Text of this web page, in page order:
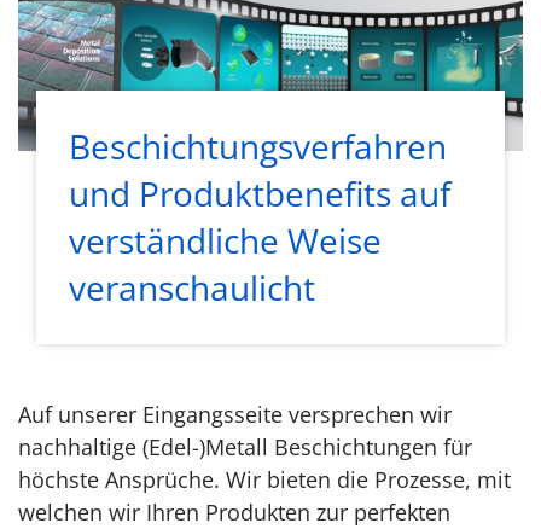
Beschichtungsverfahren
und Produktbenefits auf
verständliche Weise
veranschaulicht
Auf unserer Eingangsseite versprechen wir
nachhaltige (Edel-)Metall Beschichtungen für
höchste Ansprüche. Wir bieten die Prozesse, mit
welchen wir Ihren Produkten zur perfekten